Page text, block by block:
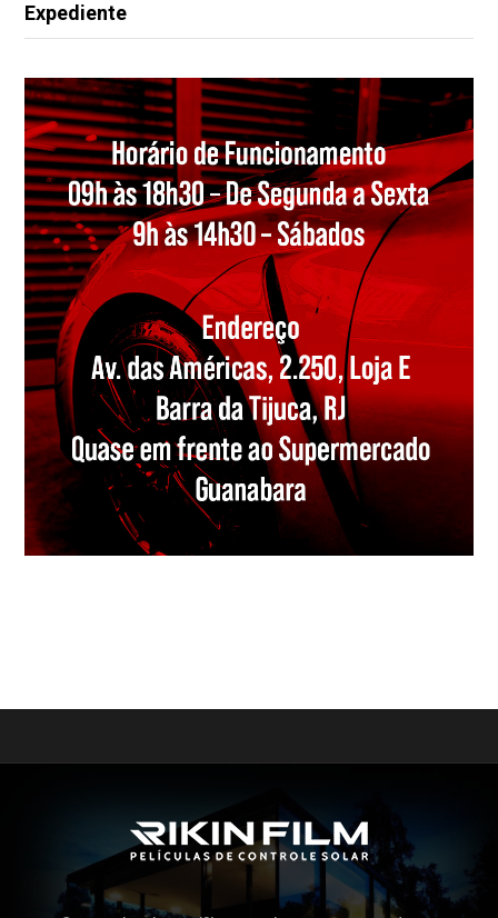
Expediente